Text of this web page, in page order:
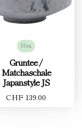
Neu
Grüntee /
Matchaschale
Japanstyle JS
CHF 139.00